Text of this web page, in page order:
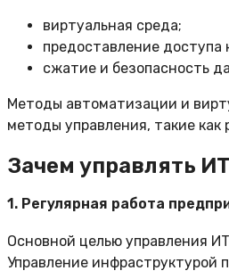
виртуальная среда;
предоставление
сжатие и безопасность
Методы автоматизации и
методы управления, такие
Зачем управлять
1. Регулярная работа
Основной целью управления
Управление инфраструктурой